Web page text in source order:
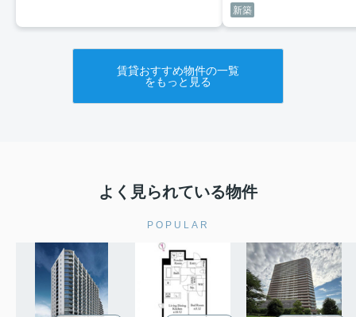
新築
賃貸おすすめ物件の一覧
をもっと見る
よく見られている物件
POPULAR